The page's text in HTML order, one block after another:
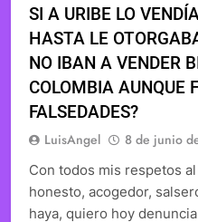
SI A URIBE LO
HASTA LE
NO IBAN A VENDER
COLOMBIA AUNQUE
FALSEDADES?
LuisAngel 8 de junio
Con todos mis respetos
honesto, acogedor,
haya, quiero hoy